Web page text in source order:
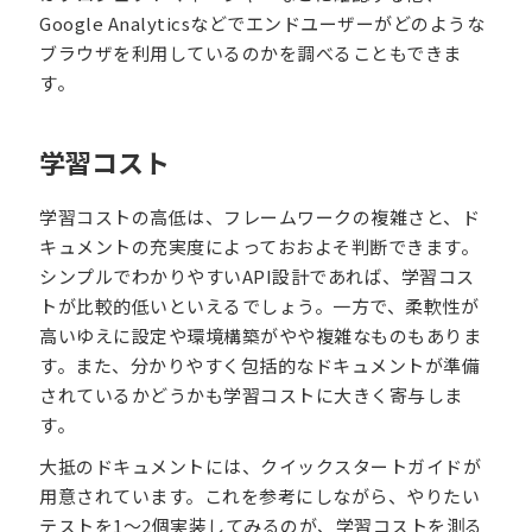
Google Analyticsなどでエンドユーザーがどのような
ブラウザを利用しているのかを調べることもできま
す。
学習コスト
学習コストの高低は、フレームワークの複雑さと、ド
キュメントの充実度によっておおよそ判断できます。
シンプルでわかりやすいAPI設計であれば、学習コス
トが比較的低いといえるでしょう。一方で、柔軟性が
高いゆえに設定や環境構築がやや複雑なものもありま
す。また、分かりやすく包括的なドキュメントが準備
されているかどうかも学習コストに大きく寄与しま
す。
大抵のドキュメントには、クイックスタートガイドが
用意されています。これを参考にしながら、やりたい
テストを1〜2個実装してみるのが、学習コストを測る